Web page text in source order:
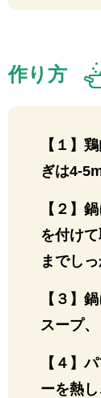
作り方
【１】
ぎは4-
【２】
を付け
までし
【３】
スープ
【４】
ーを熱